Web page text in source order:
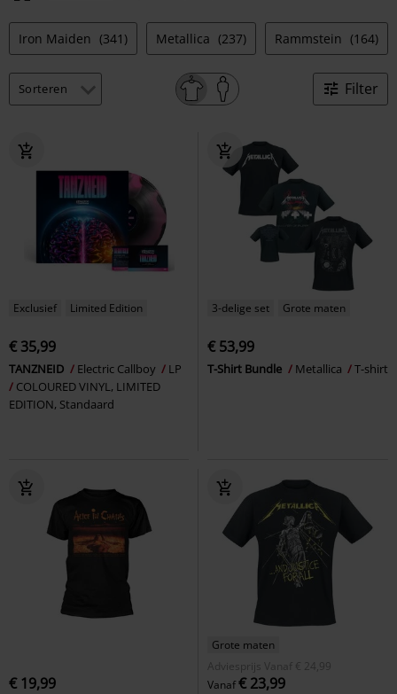
Iron Maiden (341) Metallica (237) Rammstein (164)
Filter
Exclusief Limited Edition
€ 35,99
TANZNEID Electric Callboy
LP
COLOURED VINYL, LIMITED
EDITION, Standaard
3-delige set Grote maten
€ 53,99
T-Shirt Bundle Metallica T-shirt
€ 19,99
Grote maten
Adviesprijs
Vanaf € 24,99
Vanaf€ 23,99